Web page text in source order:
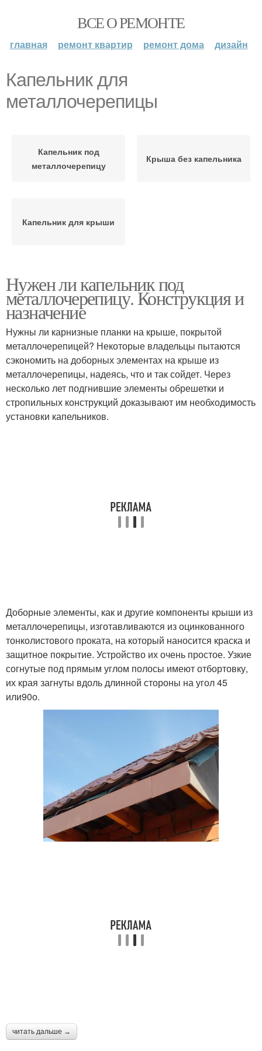
ВСЕ О РЕМОНТЕ
главная ремонт квартир ремонт дома дизайн
Капельник для
металлочерепицы
Капельник под
металлочерепицу
Крыша без капельника
Капельник для крыши
Нужен ли капельник под
металлочерепицу. Конструкция и
назначение
Нужны ли карнизные планки на крыше, покрытой
металлочерепицей? Некоторые владельцы пытаются
сэкономить на доборных элементах на крыше из
металлочерепицы, надеясь, что и так сойдет. Через
несколько лет подгнившие элементы обрешетки и
стропильных конструкций доказывают им необходимость
установки капельников.
Доборные элементы, как и другие компоненты крыши из
металлочерепицы, изготавливаются из оцинкованного
тонколистового проката, на который наносится краска и
защитное покрытие. Устройство их очень простое. Узкие
согнутые под прямым углом полосы имеют отбортовку,
их края загнуты вдоль длинной стороны на угол 45
или90о.
читать дальше →